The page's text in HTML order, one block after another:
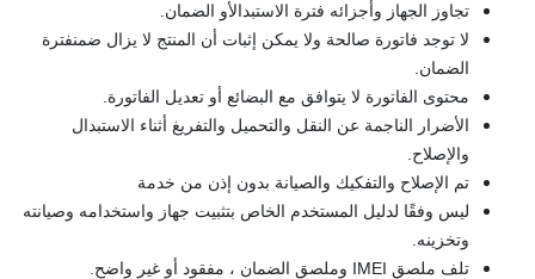
تجاوز الجهاز وأجزائه فترة الاستبدالأو الضمان.
لا توجد فاتورة صالحة ولا يمكن إثبات أن المنتج لا يزال ضمنفترة
الضمان.
محتوى الفاتورة لا يتوافق مع البضائع أو تعديل الفاتورة.
الأضرار الناجمة عن النقل والتحميل والتفريغ أثناء الاستبدال
والإصلاح.
تم الإصلاح والتفكيك والصيانة بدون إذن من خدمة
ليس وفقًا لدليل المستخدم الخاص بتثبيت جهاز واستخدامه وصيانته
وتخزينه.
تلف ملصق IMEI وملصق الضمان ، مفقود أو غير واضح.